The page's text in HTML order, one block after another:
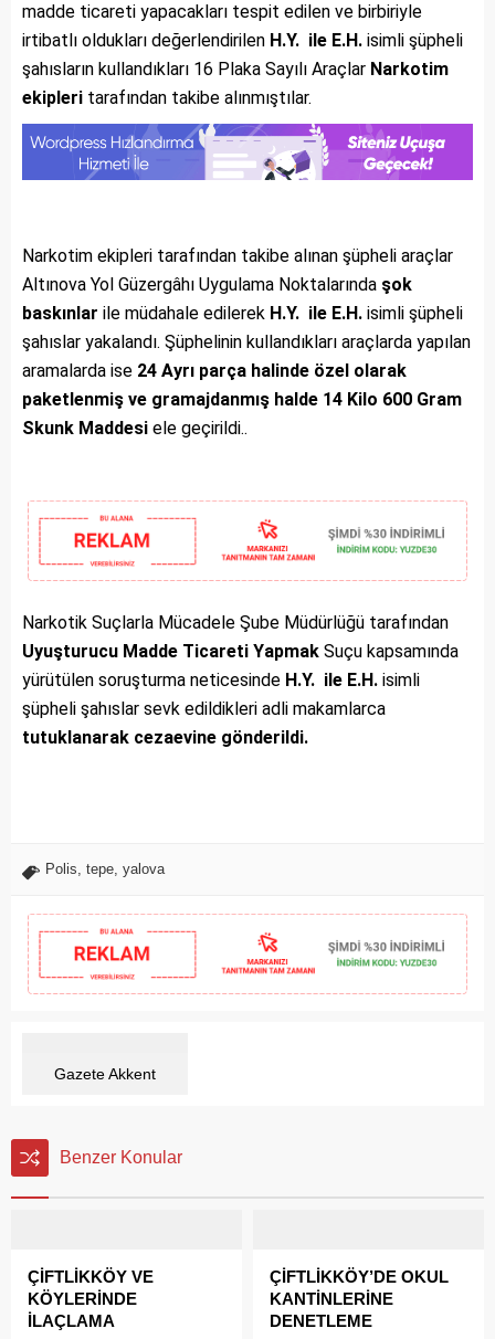
madde ticareti yapacakları tespit edilen ve birbiriyle
irtibatlı oldukları değerlendirilen H.Y. ile E.H. isimli şüpheli
şahısların kullandıkları 16 Plaka Sayılı Araçlar Narkotim
ekipleri tarafından takibe alınmıştılar.
Narkotim ekipleri tarafından takibe alınan şüpheli araçlar
Altınova Yol Güzergâhı Uygulama Noktalarında şok
baskınlar ile müdahale edilerek H.Y. ile E.H. isimli şüpheli
şahıslar yakalandı. Şüphelinin kullandıkları araçlarda yapılan
aramalarda ise 24 Ayrı parça halinde özel olarak
paketlenmiş ve gramajdanmış halde 14 Kilo 600 Gram
Skunk Maddesi ele geçirildi..
Narkotik Suçlarla Mücadele Şube Müdürlüğü tarafından
Uyuşturucu Madde Ticareti Yapmak Suçu kapsamında
yürütülen soruşturma neticesinde H.Y. ile E.H. isimli
şüpheli şahıslar sevk edildikleri adli makamlarca
tutuklanarak cezaevine gönderildi.
Polis tepe yalova
Gazete Akkent
Benzer Konular
ÇİFTLİKKÖY VE
KÖYLERİNDE
İLAÇLAMA
ÇİFTLİKKÖY’DE OKUL
KANTİNLERİNE
DENETLEME